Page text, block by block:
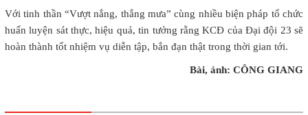
Với tinh thần “Vượt nắng, thắng mưa” cùng nhiều biện pháp tổ chức
huấn luyện sát thực, hiệu quả, tin tưởng rằng KCĐ của Đại đội 23 sẽ
hoàn thành tốt nhiệm vụ diễn tập, bắn đạn thật trong thời gian tới.
Bài, ảnh: CÔNG GIANG